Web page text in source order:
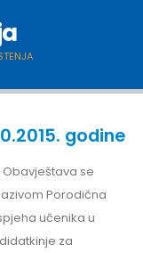
godine
Obavještava se
Porodična
učenika u
za